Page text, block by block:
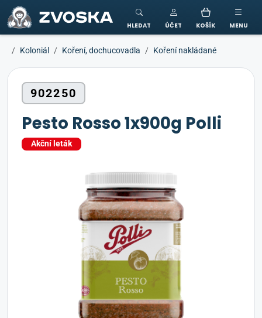
ZVOSKA
HLEDAT ÚČET KOŠÍK MENU
Koloniál Koření, dochucovadla Koření nakládané
902250
Pesto Rosso 1x900g Polli
Akční leták